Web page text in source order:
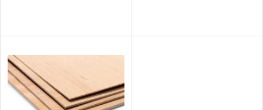
d
u
k
d
u